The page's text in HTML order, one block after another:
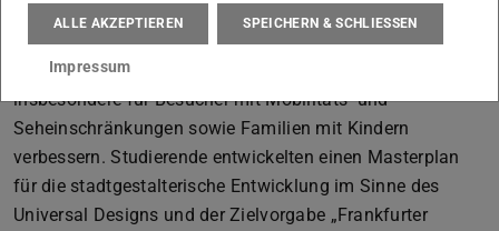
Besuchern an 5 Tagen. Im Rahmen dieses
städtebaulichen Entwurfes wurden Konzepte erarbeitet,
welche die Zugänglichkeit und die Aufenthaltsqualität
insbesondere für Besucher mit Mobilitäts- und
Seheinschränkungen sowie Familien mit Kindern
verbessern. Studierende entwickelten einen Masterplan
für die stadtgestalterische Entwicklung im Sinne des
Universal Designs und der Zielvorgabe „Frankfurter
ALLE AKZEPTIEREN SPEICHERN & SCHLIESSEN
Impressum